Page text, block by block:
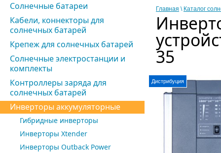
Солнечные батареи
Кабели, коннекторы для
солнечных батарей
Крепеж для солнечных батарей
Солнечные электростанции и
комплекты
Контроллеры заряда для
солнечных батарей
Инверторы аккумуляторные
Гибридные инверторы
Инверторы Xtender
Инверторы Outback Power
Главная \ Каталог
35
Дистрибуция